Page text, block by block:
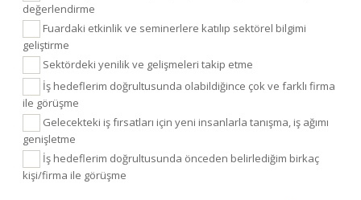
değerlendirme
Fuardaki etkinlik ve seminerlere katılıp sektörel bilgimi
geliştirme
Sektördeki yenilik ve gelişmeleri takip etme
İş hedeflerim doğrultusunda olabildiğince çok ve farklı firma
ile görüşme
Gelecekteki iş fırsatları için yeni insanlarla tanışma, iş ağımı
genişletme
İş hedeflerim doğrultusunda önceden belirlediğim birkaç
kişi/firma ile görüşme